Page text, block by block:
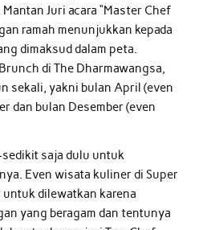
Juri acara “Master Chef
ramah menunjukkan kepada
dimaksud dalam peta.
di The Dharmawangsa,
sekali, yakni bulan April (even
dan bulan Desember (even
sedikit saja dulu untuk
Even wisata kuliner di Super
dilewatkan karena
yang beragam dan tentunya